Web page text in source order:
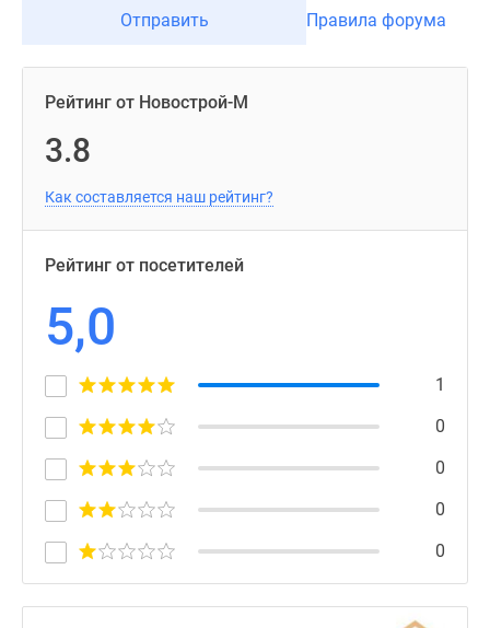
Отправить Правила форума
Рейтинг от Новострой-М
3.8
Как составляется наш рейтинг?
Рейтинг от посетителей
5,0
1
0
0
0
0